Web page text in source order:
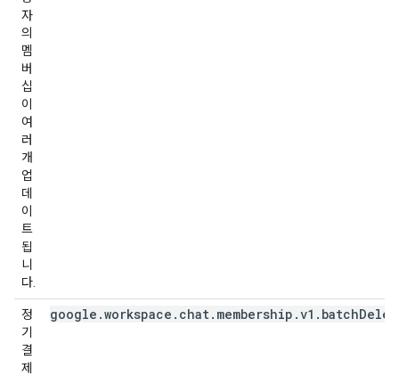
자
의
멤
버
십
이
여
러
개
업
데
이
트
됩
니
다.
정
기
결
제